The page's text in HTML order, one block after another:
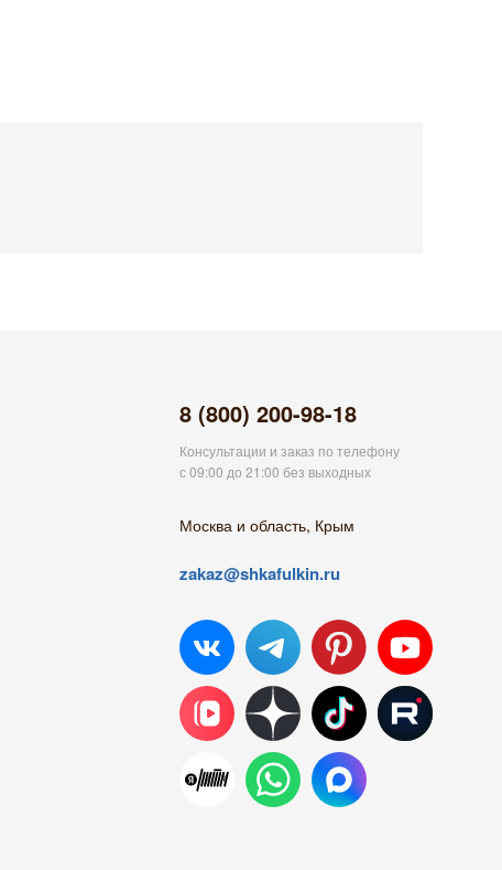
8 (800) 200-98-18
Консультации и заказ по телефону
с 09:00 до 21:00 без выходных
Москва и область, Крым
zakaz@shkafulkin.ru